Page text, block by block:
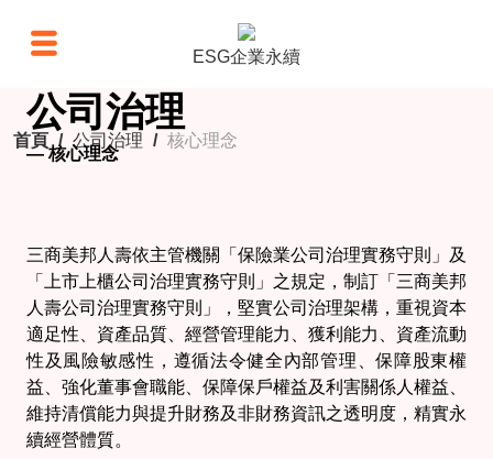
ESG企業永續
公司治理
— 核心理念
首頁 / 公司治理 / 核心理念
三商美邦人壽依主管機關「保險業公司治理實務守則」及
「上市上櫃公司治理實務守則」之規定，制訂「三商美邦
人壽公司治理實務守則」，堅實公司治理架構，重視資本
適足性、資產品質、經營管理能力、獲利能力、資產流動
性及風險敏感性，遵循法令健全內部管理、保障股東權
益、強化董事會職能、保障保戶權益及利害關係人權益、
維持清償能力與提升財務及非財務資訊之透明度，精實永
續經營體質。